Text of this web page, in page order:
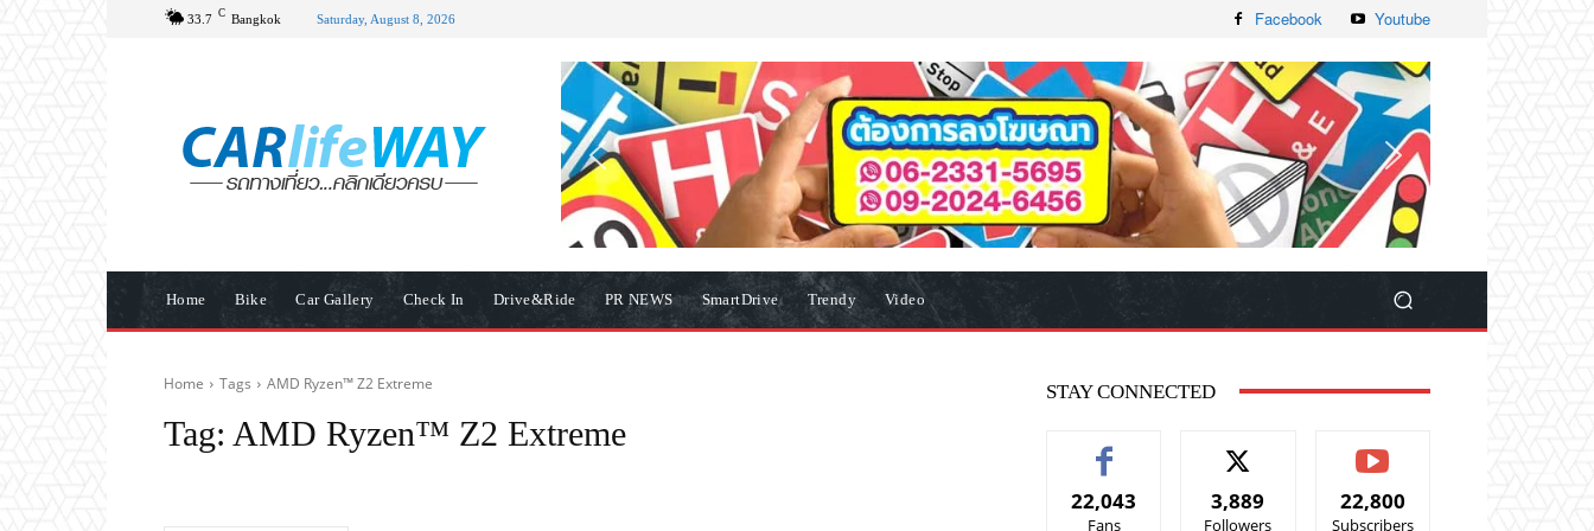
33.7 C Bangkok Saturday, August 8, 2026 Facebook Youtube
Home Bike Car Gallery Check In Drive&Ride PR NEWS SmartDrive Trendy Video
Home Tags AMD Ryzen™ Z2 Extreme
Tag: AMD Ryzen™ Z2 Extreme
STAY CONNECTED
22,043
Fans
3,889
Followers
22,800
Subscribers